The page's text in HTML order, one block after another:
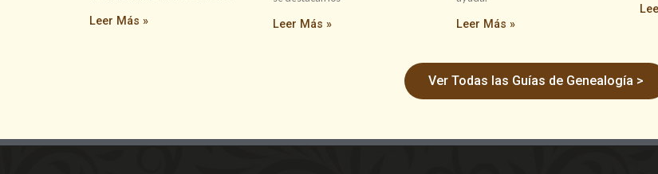
Leer Más » Leer Más » Leer Más »
Ver Todas las Guías de Genealogía >